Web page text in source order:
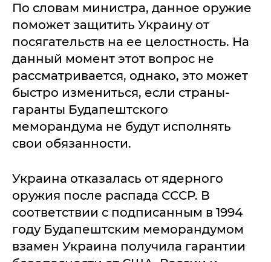
По словам министра, данное оружие
поможет защитить Украину от
посягательств на ее целостность. На
данный момент этот вопрос не
рассматривается, однако, это может
быстро измениться, если страны-
гаранты Будапештского
меморандума не будут исполнять
свои обязанности.
Украина отказалась от ядерного
оружия после распада СССР. В
соответствии с подписанным в 1994
году Будапештским меморандумом
взамен Украина получила гарантии